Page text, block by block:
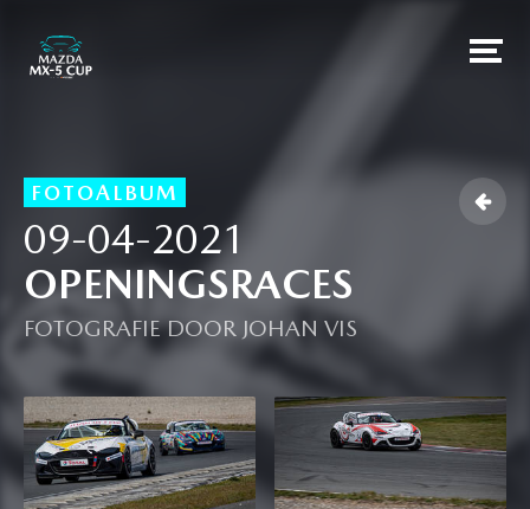

FOTOALBUM
09-04-2021
OPENINGSRACES
FOTOGRAFIE DOOR JOHAN VIS